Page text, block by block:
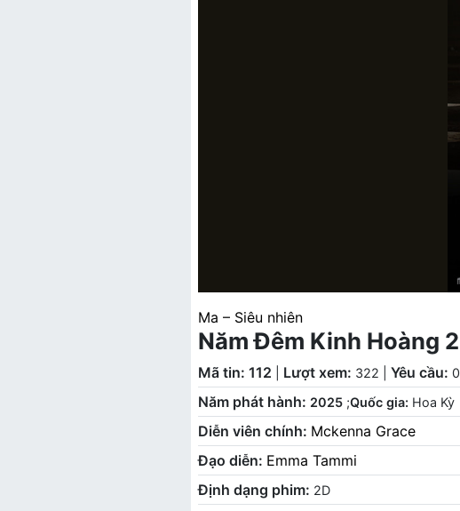
Ma – Siêu nhiên
Năm Đêm Kinh Hoàng 2
Mã tin: 112 Lượt xem: 322 Yêu cầu: 0
Năm phát hành: 2025;Quốc gia: Hoa Kỳ
Diễn viên chính: Mckenna Grace
Đạo diễn: Emma Tammi
Định dạng phim: 2D